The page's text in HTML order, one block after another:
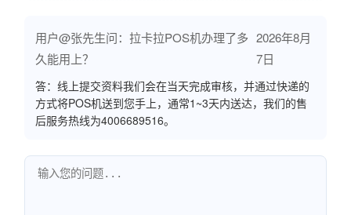
用户@张先生问：拉卡拉POS机办理了多
久能用上？
2026年8月
7日
答：线上提交资料我们会在当天完成审核，并通过快递的
方式将POS机送到您手上，通常1~3天内送达，我们的售
后服务热线为4006689516。